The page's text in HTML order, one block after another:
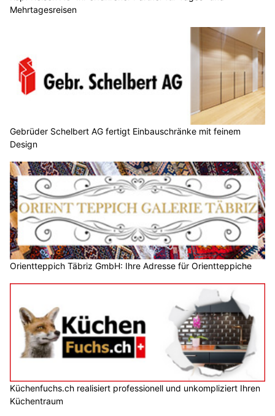
Mehrtagesreisen
Gebrüder Schelbert AG fertigt Einbauschränke mit feinem
Design
Orientteppich Täbriz GmbH: Ihre Adresse für Orientteppiche
Küchenfuchs.ch realisiert professionell und unkompliziert Ihren
Küchentraum